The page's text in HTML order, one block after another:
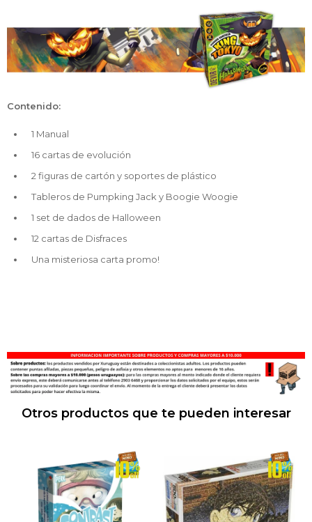
Contenido:
1 Manual
16 cartas de evolución
2 figuras de cartón y soportes de plástico
Tableros de Pumpking Jack y Boogie Woogie
1 set de dados de Halloween
12 cartas de Disfraces
Una misteriosa carta promo!
Otros productos que te pueden interesar